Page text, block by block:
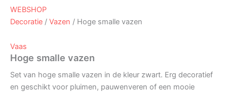
WEBSHOP
Decoratie / Vazen / Hoge smalle vazen
Vaas
Hoge smalle vazen
Set van hoge smalle vazen in de kleur zwart. Erg decoratief
en geschikt voor pluimen, pauwenveren of een mooie